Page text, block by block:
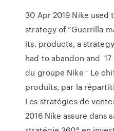
30 Apr 2019 Nike
strategy of “Guerrilla
its. products, a
had to abandon and
du groupe Nike ⁻ Le
produits, par la
Les stratégies de
2016 Nike assure dans